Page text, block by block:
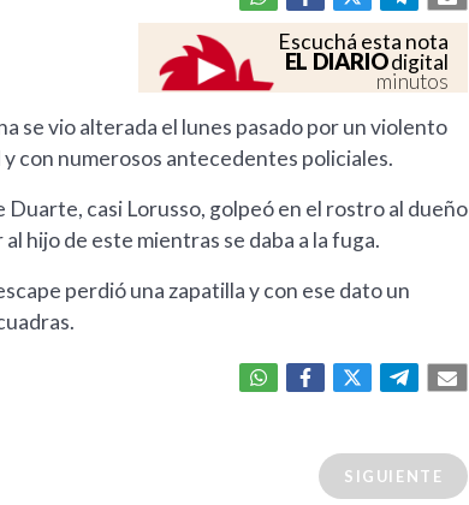
Escuchá esta nota
EL DIARIOdigital
minutos
se vio alterada el lunes pasado por un violento
con numerosos antecedentes policiales.
Duarte, casi Lorusso, golpeó en el rostro al dueño
hijo de este mientras se daba a la fuga.
perdió una zapatilla y con ese dato un
SIGUIENTE